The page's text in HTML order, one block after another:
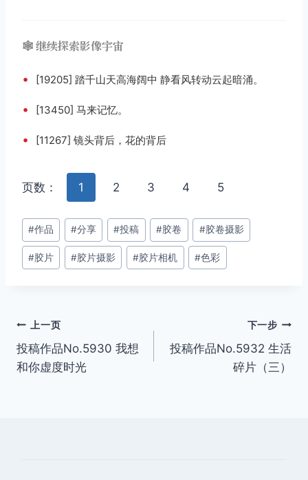
🕸️ 继续探索影像宇宙
• [19205] 踏千山天高海阔中 静看风转动云起暗涌。
• [13450] 马来记忆。
• [11267] 镜头背后，花的背后
页数： 1 2 3 4 5
文
章
标
#作品 #分享 #投稿 #胶卷 #胶卷摄影
#胶片 #胶片摄影 #胶片相机 #色彩
文
章
上一页
投稿作品No.5930 我想
和你虚度时光
下一步
投稿作品No.5932 生活
碎片（三）